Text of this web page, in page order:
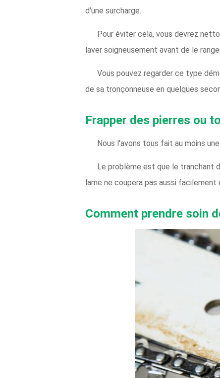
d'une surcharge.
Pour éviter cela, vous devrez
laver soigneusement avant de le
Vous pouvez regarder ce type
de sa tronçonneuse en quelques
Frapper des pierres ou
Nous l'avons tous fait au moins
Le problème est que le tranchant
lame ne coupera pas aussi
Comment prendre soin